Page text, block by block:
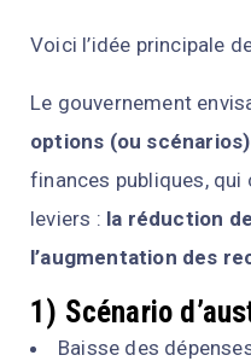
Voici l’idée principale
Le gouvernement
options (ou scénarios)
finances publiques,
leviers : la réduction
l’augmentation des
1) Scénario
Baisse des